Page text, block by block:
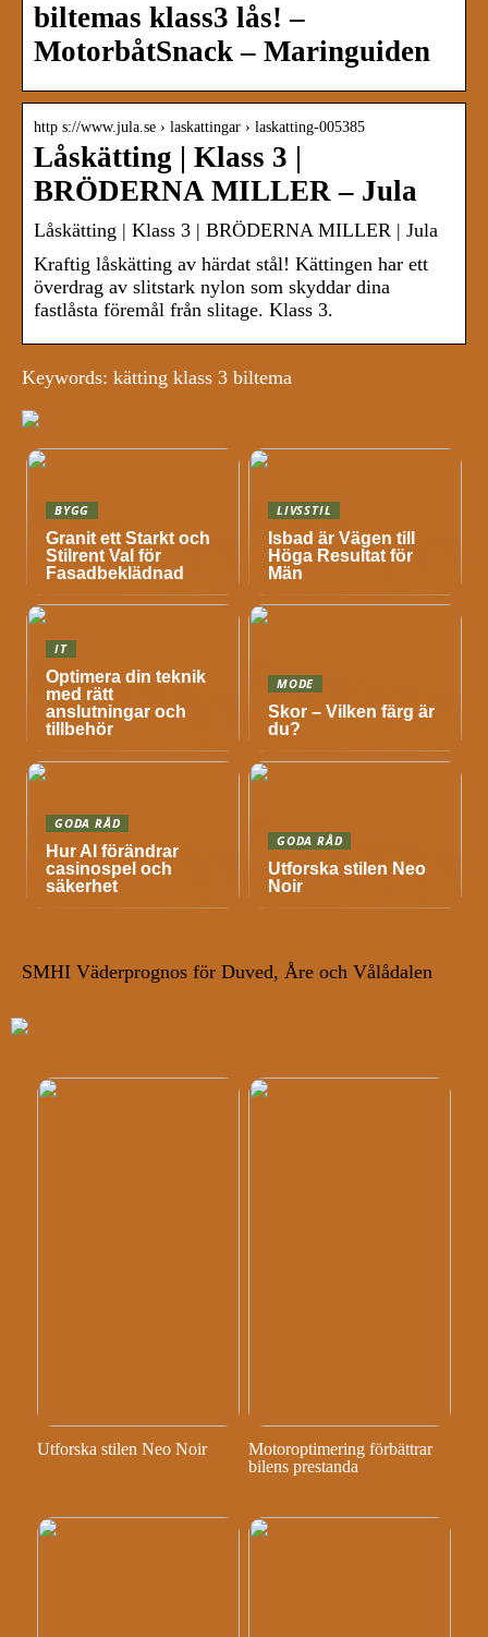
biltemas klass3 lås! –
MotorbåtSnack – Maringuiden
http s://www.jula.se › laskattingar › laskatting-005385
Låskätting | Klass 3 |
BRÖDERNA MILLER – Jula
Låskätting | Klass 3 | BRÖDERNA MILLER | Jula
Kraftig låskätting av härdat stål! Kättingen har ett
överdrag av slitstark nylon som skyddar dina
fastlåsta föremål från slitage. Klass 3.
Keywords: kätting klass 3 biltema
BYGG
Granit ett Starkt och
Stilrent Val för
Fasadbeklädnad
LIVSSTIL
Isbad är Vägen till
Höga Resultat för
Män
IT
Optimera din teknik
med rätt
anslutningar och
tillbehör
MODE
Skor – Vilken färg är
du?
GODA RÅD
Hur AI förändrar
casinospel och
säkerhet
GODA RÅD
Utforska stilen Neo
Noir
SMHI Väderprognos för Duved, Åre och Vålådalen
Utforska stilen Neo Noir
Motoroptimering förbättrar
bilens prestanda